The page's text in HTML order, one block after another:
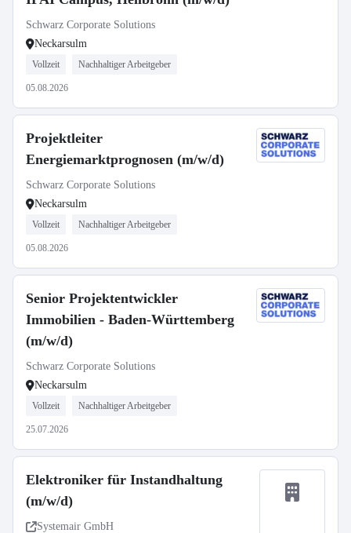
Schwarz Corporate Solutions
Neckarsulm
Vollzeit Nachhaltiger Arbeitgeber
05.08.2026
Projektleiter
Energiemarktprognosen (m/w/d)
Schwarz Corporate Solutions
Neckarsulm
Vollzeit Nachhaltiger Arbeitgeber
05.08.2026
Senior Projektentwickler
Immobilien - Baden-Württemberg
(m/w/d)
Schwarz Corporate Solutions
Neckarsulm
Vollzeit Nachhaltiger Arbeitgeber
25.07.2026
Elektroniker für Instandhaltung
(m/w/d)
Systemair GmbH